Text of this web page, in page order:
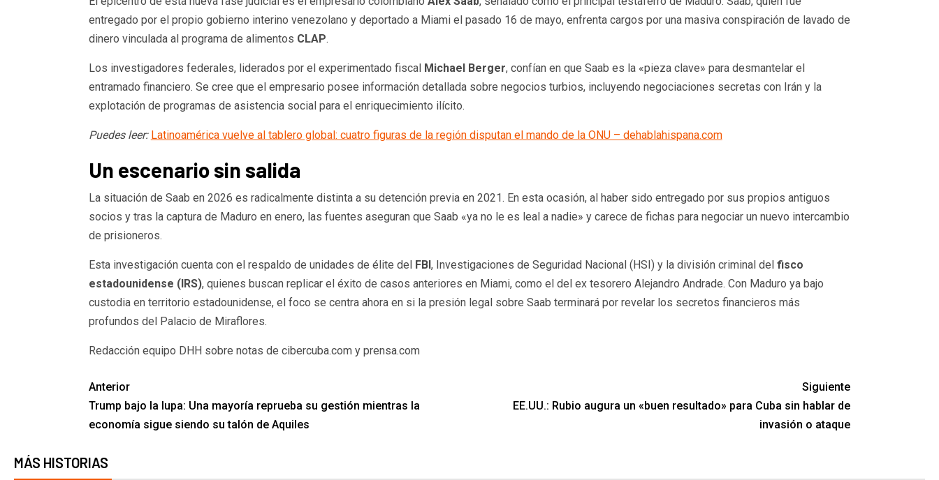
entregado por el propio gobierno interino venezolano y deportado a Miami el pasado 16 de mayo, enfrenta cargos por una masiva conspiración de lavado de
dinero vinculada al programa de alimentos CLAP.
Los investigadores federales, liderados por el experimentado fiscal Michael Berger, confían en que Saab es la «pieza clave» para desmantelar el
entramado financiero. Se cree que el empresario posee información detallada sobre negocios turbios, incluyendo negociaciones secretas con Irán y la
explotación de programas de asistencia social para el enriquecimiento ilícito.
Puedes leer: Latinoamérica vuelve al tablero global: cuatro figuras de la región disputan el mando de la ONU – dehablahispana.com
Un escenario sin salida
La situación de Saab en 2026 es radicalmente distinta a su detención previa en 2021. En esta ocasión, al haber sido entregado por sus propios antiguos
socios y tras la captura de Maduro en enero, las fuentes aseguran que Saab «ya no le es leal a nadie» y carece de fichas para negociar un nuevo intercambio
de prisioneros.
Esta investigación cuenta con el respaldo de unidades de élite del FBI, Investigaciones de Seguridad Nacional (HSI) y la división criminal del fisco
estadounidense (IRS), quienes buscan replicar el éxito de casos anteriores en Miami, como el del ex tesorero Alejandro Andrade. Con Maduro ya bajo
custodia en territorio estadounidense, el foco se centra ahora en si la presión legal sobre Saab terminará por revelar los secretos financieros más
profundos del Palacio de Miraflores.
Redacción equipo DHH sobre notas de cibercuba.com y prensa.com
Anterior
Trump bajo la lupa: Una mayoría reprueba su gestión mientras la
economía sigue siendo su talón de Aquiles
Siguiente
EE.UU.: Rubio augura un «buen resultado» para Cuba sin hablar de
invasión o ataque
MÁS HISTORIAS